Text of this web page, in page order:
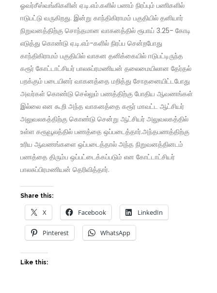
ஓவர்சீஸ்வங்கிகளின் ஏ.டி.எம்.களில் பணம் நிரப்பும் பணிகளில்
ஈடுபட்டு வருகிறது. இன்று காந்திகிராமம் பகுதியில் தனியார்
நிறுவனத்திற்கு சொந்தமான வாகனத்தில் ரூபாய் 3.25- கோடி
எடுத்து கொண்டு ஏ.டி.எம்-களில் நிரப்ப சென்றபோது
காந்திகிராமம் பகுதியில் வாகன தனிக்கையில் ஈடுபட்டிருந்த
கரூர் கோட்டாட்சியர் பாலசுப்ரமணியன் தலைமையிலான தேர்தல்
பறக்கும் படையினர் வாகனத்தை மறித்து சோதனையிட்டபோது
அவர்கள் கொண்டு செல்லும் பணத்திற்கு போதிய ஆவணங்கள்
இல்லை என கூறி அந்த வாகனத்தை கரூர் மாவட்ட ஆட்சியர்
அலுவலகத்திற்கு கொண்டு சென்று ஆட்சியர் அலுவலகத்தில்
உள்ள கரூவூலத்தில் பணத்தை ஒப்படைத்தார்.அந்தபணத்திற்கு
உரிய ஆவணங்களை ஒப்படைத்தால் அந்த நிறுவனத்தினடம்
பணத்தை திரும்ப ஒப்பட்டைக்கப்படும் என கோட்டாட்சியர்
பாலசுப்பிரமணியன் தெரிவித்தார்.
Share this:
X Facebook LinkedIn
Pinterest WhatsApp
Like this: